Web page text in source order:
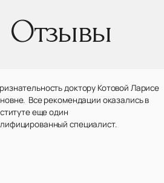
Отзывы
доктору Котовой Ларисе
Все рекомендации оказались в
еще один
специалист.